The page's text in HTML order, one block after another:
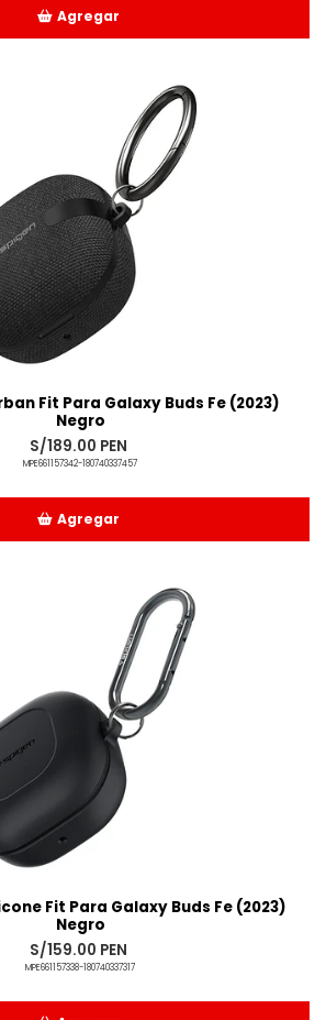
Agregar
Fit Para Galaxy Buds Fe (2023)
Negro
S/189.00 PEN
MPE661157342-180740337457
Agregar
Fit Para Galaxy Buds Fe (2023)
Negro
S/159.00 PEN
MPE661157338-180740337317